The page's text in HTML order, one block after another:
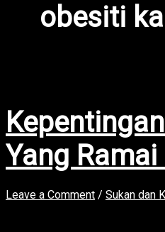
obesiti
Yang
Leave a Comment / Sukan dan